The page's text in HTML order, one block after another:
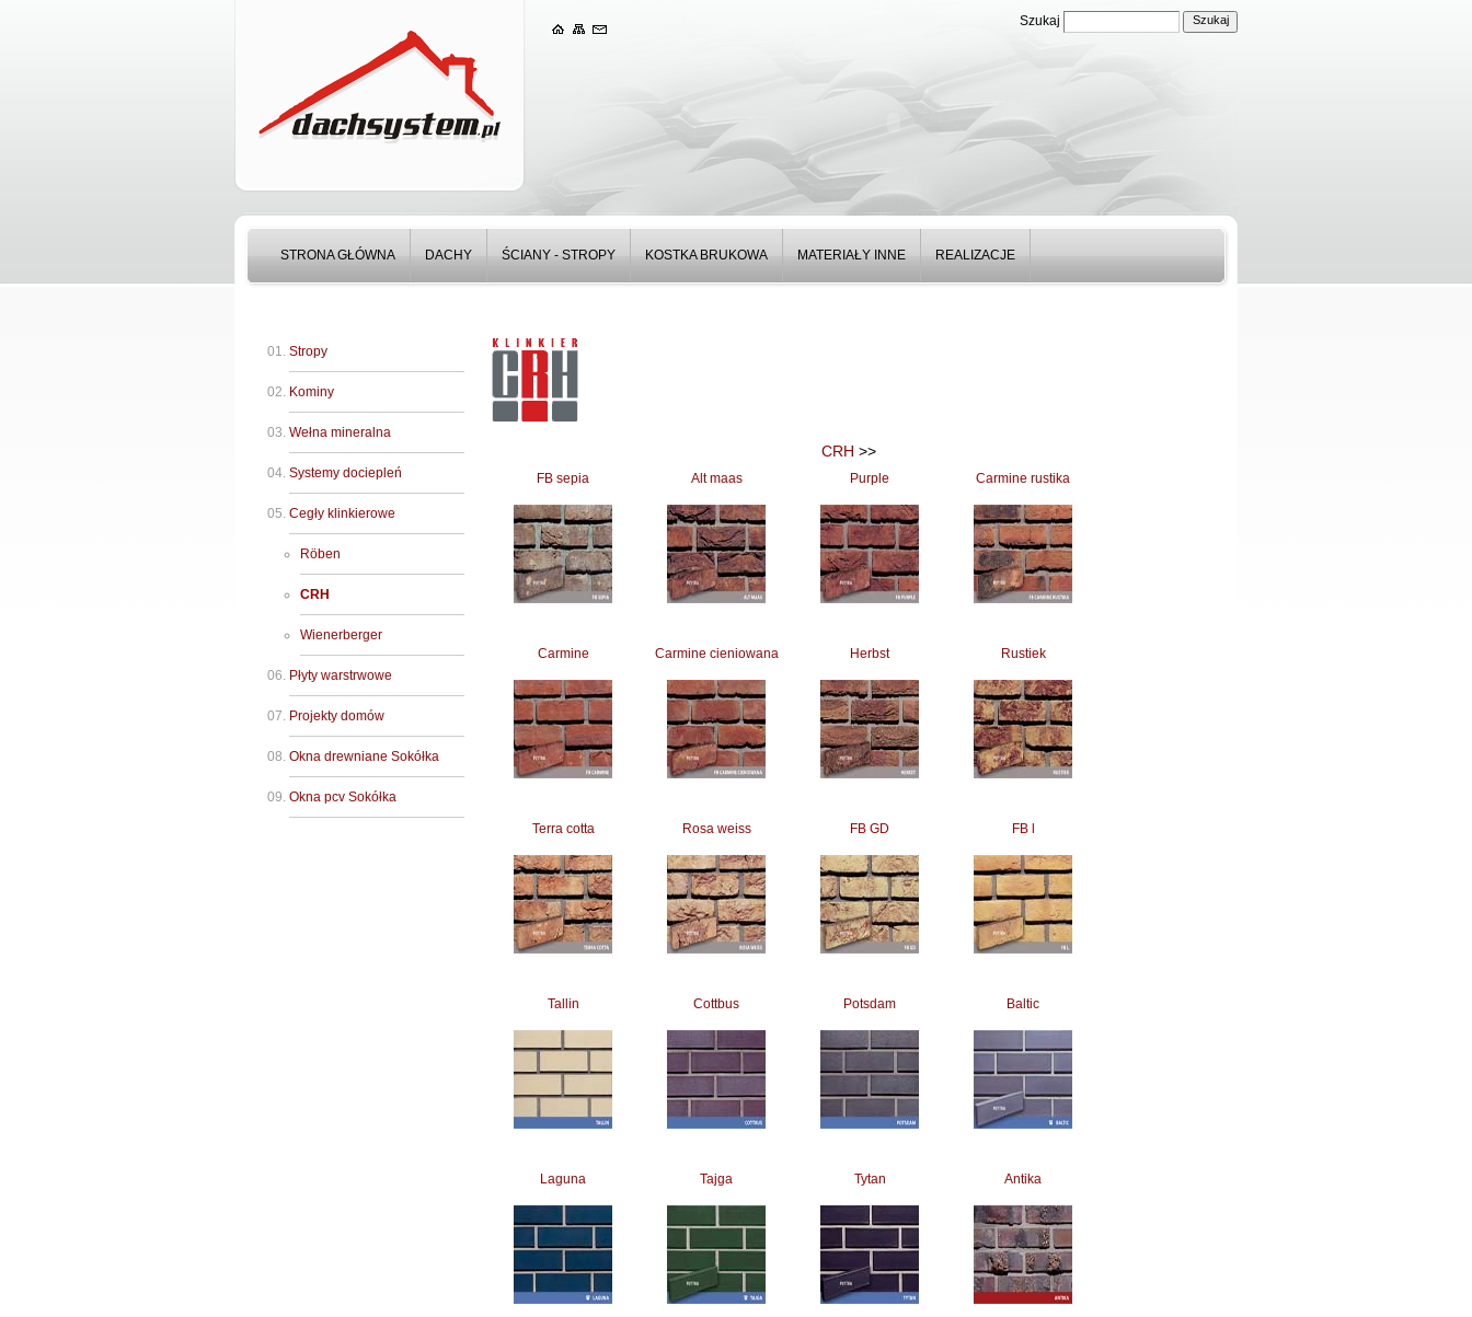
Szukaj
STRONA GŁÓWNA DACHY ŚCIANY - STROPY KOSTKA BRUKOWA MATERIAŁY INNE REALIZACJE
Stropy
Kominy
Wełna mineralna
Systemy dociepleń
Cegły klinkierowe
Röben
CRH
Wienerberger
Płyty warstrwowe
Projekty domów
Okna drewniane Sokółka
Okna pcv Sokółka
CRH >>
FB sepia Alt maas Purple Carmine rustika
Carmine Carmine cieniowana Herbst Rustiek
Terra cotta Rosa weiss FB GD FB l
Tallin Cottbus Potsdam Baltic
Laguna Tajga Tytan Antika